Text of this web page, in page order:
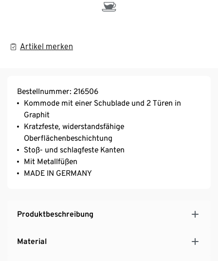
Artikel merken
Bestellnummer: 216506
Kommode mit einer Schublade und 2 Türen in
Graphit
Kratzfeste, widerstandsfähige
Oberflächenbeschichtung
Stoß- und schlagfeste Kanten
Mit Metallfüßen
MADE IN GERMANY
Produktbeschreibung
Material